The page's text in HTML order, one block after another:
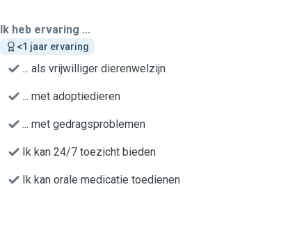
Ik heb ervaring ...
<1 jaar ervaring
... als vrijwilliger dierenwelzijn
... met adoptiedieren
... met gedragsproblemen
Ik kan 24/7 toezicht bieden
Ik kan orale medicatie toedienen